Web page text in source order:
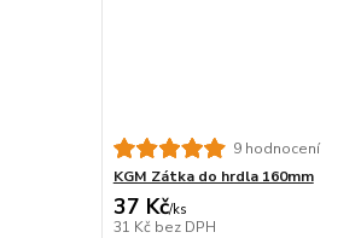
9 hodnocení
KGM Zátka do hrdla 160mm
37 Kč/ks
31 Kč bez DPH